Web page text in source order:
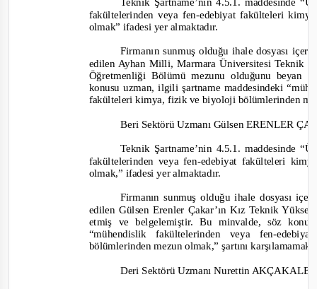
fakültelerinden veya fen-edebiyat fakülteleri
olmak” ifadesi yer almaktadır.
Firmanın sunmuş olduğu ihale dosyası
edilen Ayhan Milli, Marmara Üniversitesi Teknik
Öğretmenliği Bölümü mezunu olduğunu
konusu uzman, ilgili şartname maddesindeki
fakülteleri kimya, fizik ve biyoloji bölümlerinden
Beri Sektörü Uzmanı Gülsen ERENLER
Teknik Şartname’nin 4.5.1. maddesinde
fakültelerinden veya fen-edebiyat fakülteleri
olmak,” ifadesi yer almaktadır.
Firmanın sunmuş olduğu ihale dosyası
edilen Gülsen Erenler Çakar’ın Kız Teknik
etmiş ve belgelemiştir. Bu minvalde, söz
“mühendislik fakültelerinden veya fen-
bölümlerinden mezun olmak,” şartını
Deri Sektörü Uzmanı Nurettin